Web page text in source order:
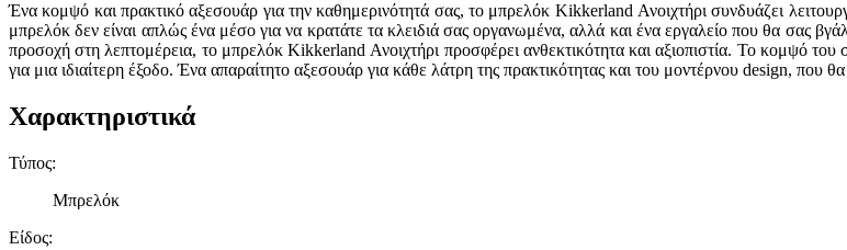
Ένα κομψό και πρακτικό αξεσουάρ για την καθημερινότητά σας, το μπρελόκ Kikkerland Ανοιχτήρι συνδυάζει
μπρελόκ δεν είναι απλώς ένα μέσο για να κρατάτε τα κλειδιά σας οργανωμένα, αλλά και ένα εργαλείο που θα σας
προσοχή στη λεπτομέρεια, το μπρελόκ Kikkerland Ανοιχτήρι προσφέρει ανθεκτικότητα και αξιοπιστία. Το κομψό του
για μια ιδιαίτερη έξοδο. Ένα απαραίτητο αξεσουάρ για κάθε λάτρη της πρακτικότητας και του μοντέρνου design, που
Χαρακτηριστικά
Τύπος:
Μπρελόκ
Είδος: